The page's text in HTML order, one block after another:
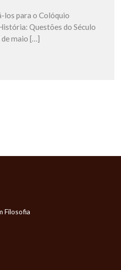
los para o Colóquio
Questões do Século
de maio […]
Filosofia